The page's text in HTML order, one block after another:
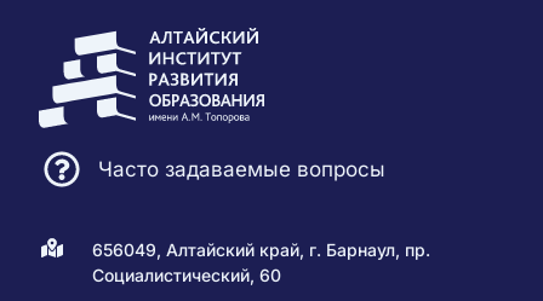
Часто задаваемые вопросы
656049, Алтайский край, г. Барнаул, пр.
Социалистический, 60